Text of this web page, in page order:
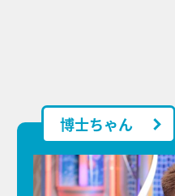
博士ちゃん